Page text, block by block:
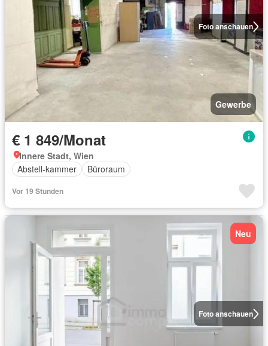
Foto anschauen
Gewerbe
€ 1 849/Monat
Innere Stadt, Wien
Abstell-kammer
Büroraum
Vor 19 Stunden
Foto anschauen
Neu